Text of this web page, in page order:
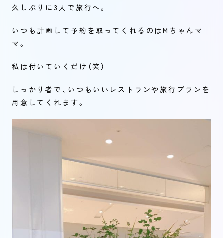
久しぶりに3人で旅行へ。
いつも計画して予約を取ってくれるのはMちゃんマ
マ。
私は付いていくだけ（笑）
しっかり者で、いつもいいレストランや旅行プランを
用意してくれます。